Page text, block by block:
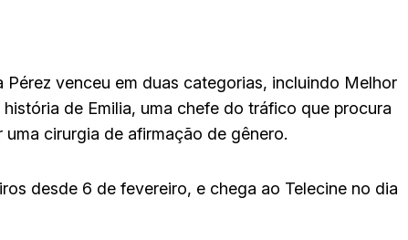
venceu em duas categorias, incluindo Melhor
de Emilia, uma chefe do tráfico que procura
cirurgia de afirmação de gênero.
desde 6 de fevereiro, e chega ao Telecine no dia